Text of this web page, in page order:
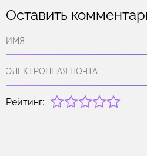
Оставить
Рейтинг: